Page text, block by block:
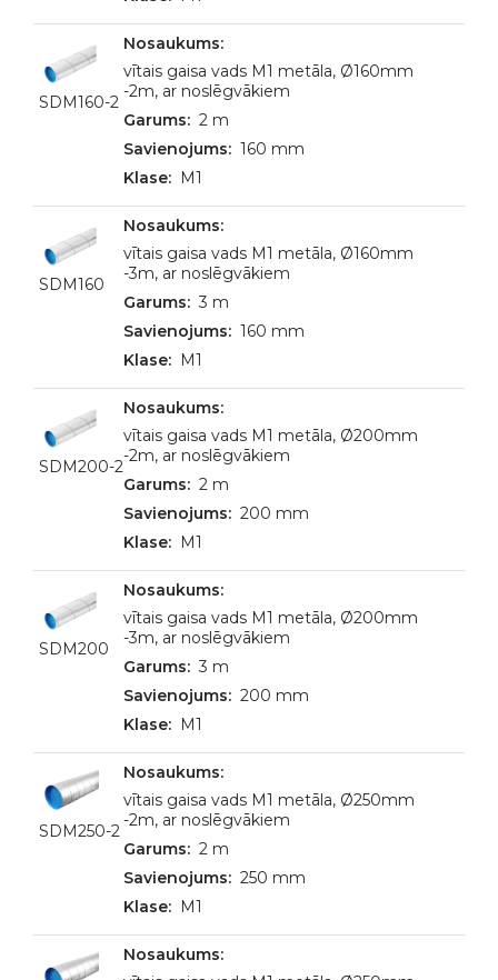
SDM160-2
vītais gaisa vads M1 metāla, Ø160mm
-2m, ar noslēgvākiem
2 m
160 mm
M1
SDM160
vītais gaisa vads M1 metāla, Ø160mm
-3m, ar noslēgvākiem
3 m
160 mm
M1
SDM200-2
vītais gaisa vads M1 metāla, Ø200mm
-2m, ar noslēgvākiem
2 m
200 mm
M1
SDM200
vītais gaisa vads M1 metāla, Ø200mm
-3m, ar noslēgvākiem
3 m
200 mm
M1
SDM250-2
vītais gaisa vads M1 metāla, Ø250mm
-2m, ar noslēgvākiem
2 m
250 mm
M1